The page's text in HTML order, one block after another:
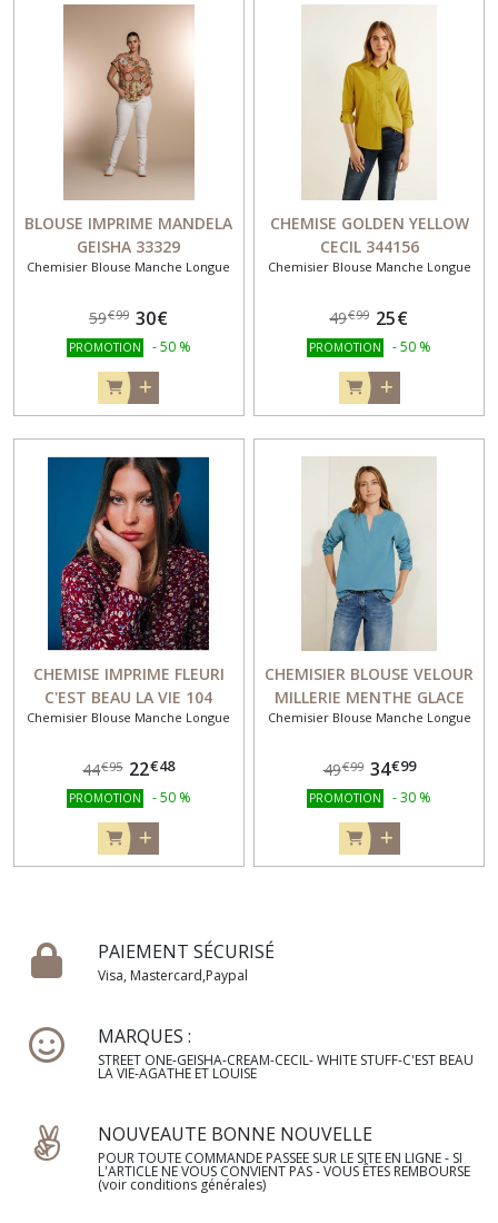
BLOUSE IMPRIME MANDELA
GEISHA 33329
Chemisier Blouse Manche Longue
59€99 30€
PROMOTION -50 %
CHEMISE GOLDEN YELLOW
CECIL 344156
Chemisier Blouse Manche Longue
49€99 25€
PROMOTION -50 %
CHEMISE IMPRIME FLEURI
C'EST BEAU LA VIE 104
Chemisier Blouse Manche Longue
44€95 22€48
PROMOTION -50 %
CHEMISIER BLOUSE VELOUR
MILLERIE MENTHE GLACE
CECIL 344160
Chemisier Blouse Manche Longue
49€99 34€99
PROMOTION -30 %
PAIEMENT SÉCURISÉ
Visa, Mastercard,Paypal
MARQUES :
STREET ONE-GEISHA-CREAM-CECIL- WHITE STUFF-C'EST BEAU
LA VIE-AGATHE ET LOUISE
NOUVEAUTE BONNE NOUVELLE
POUR TOUTE COMMANDE PASSEE SUR LE SITE EN LIGNE - SI
L'ARTICLE NE VOUS CONVIENT PAS - VOUS ÊTES REMBOURSE
(voir conditions générales)